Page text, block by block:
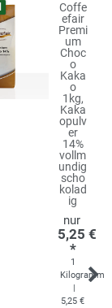
Coffe
efair
Premi
um
Choc
o
Kaka
o
1kg,
Kaka
opulv
er
14%
vollm
undig
scho
kolad
ig
5,25 €
*
1
Kilogramm
5,25 €